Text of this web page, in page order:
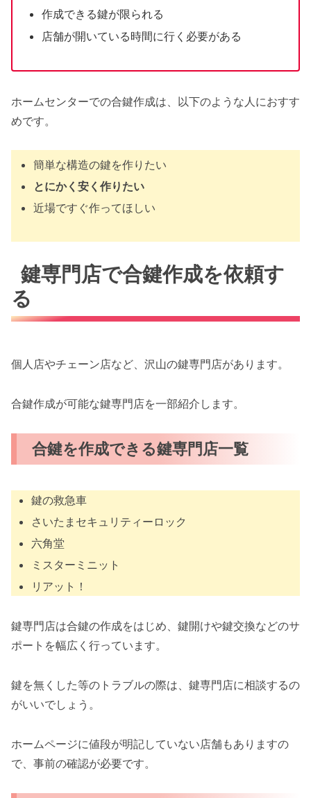
作成できる鍵が限られる
店舗が開いている時間に行く必要がある
ホームセンターでの合鍵作成は、以下のような人におすす
めです。
簡単な構造の鍵を作りたい
とにかく安く作りたい
近場ですぐ作ってほしい
鍵専門店で合鍵作成を依頼す
る
個人店やチェーン店など、沢山の鍵専門店があります。
合鍵作成が可能な鍵専門店を一部紹介します。
合鍵を作成できる鍵専門店一覧
鍵の救急車
さいたまセキュリティーロック
六角堂
ミスターミニット
リアット！
鍵専門店は合鍵の作成をはじめ、鍵開けや鍵交換などのサ
ポートを幅広く行っています。
鍵を無くした等のトラブルの際は、鍵専門店に相談するの
がいいでしょう。
ホームページに値段が明記していない店舗もありますの
で、事前の確認が必要です。